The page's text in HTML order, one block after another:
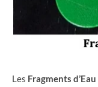
Les Fragments d’Eau